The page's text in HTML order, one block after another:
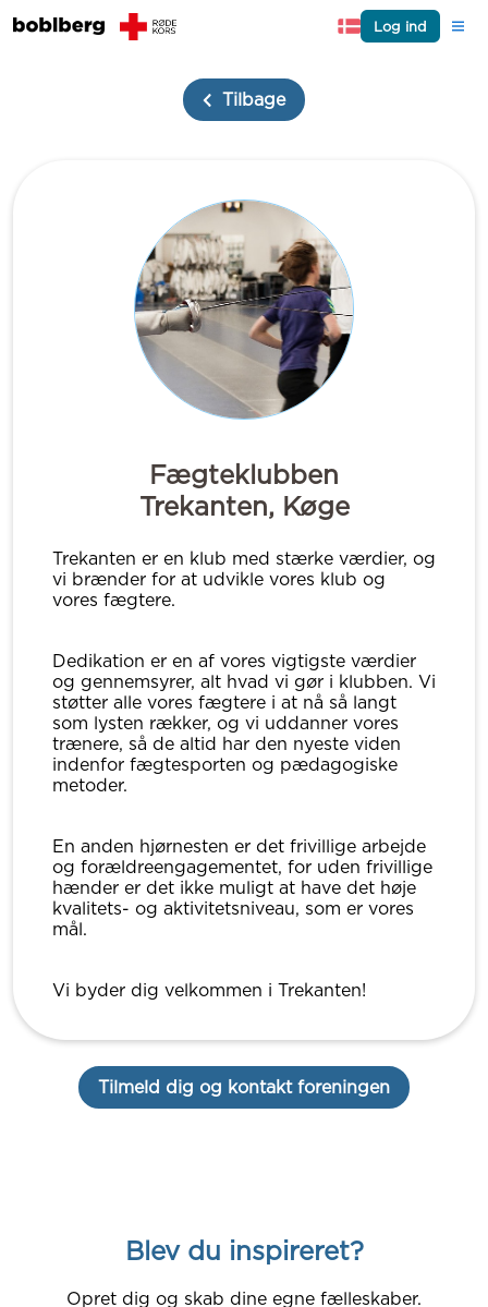
Log ind
Tilbage
Fægteklubben
Trekanten, Køge
Trekanten er en klub med stærke værdier, og
vi brænder for at udvikle vores klub og
vores fægtere.
Dedikation er en af vores vigtigste værdier
og gennemsyrer, alt hvad vi gør i klubben. Vi
støtter alle vores fægtere i at nå så langt
som lysten rækker, og vi uddanner vores
trænere, så de altid har den nyeste viden
indenfor fægtesporten og pædagogiske
metoder.
En anden hjørnesten er det frivillige arbejde
og forældreengagementet, for uden frivillige
hænder er det ikke muligt at have det høje
kvalitets- og aktivitetsniveau, som er vores
mål.
Vi byder dig velkommen i Trekanten!
Tilmeld dig og kontakt foreningen
Blev du inspireret?
Opret dig og skab dine egne fælleskaber.